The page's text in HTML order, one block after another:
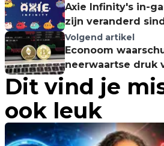
Axie Infinity's in-
zijn veranderd
Volgend artikel
Econoom
neerwaartse druk
Ethereum
Dit vind je
ook leuk